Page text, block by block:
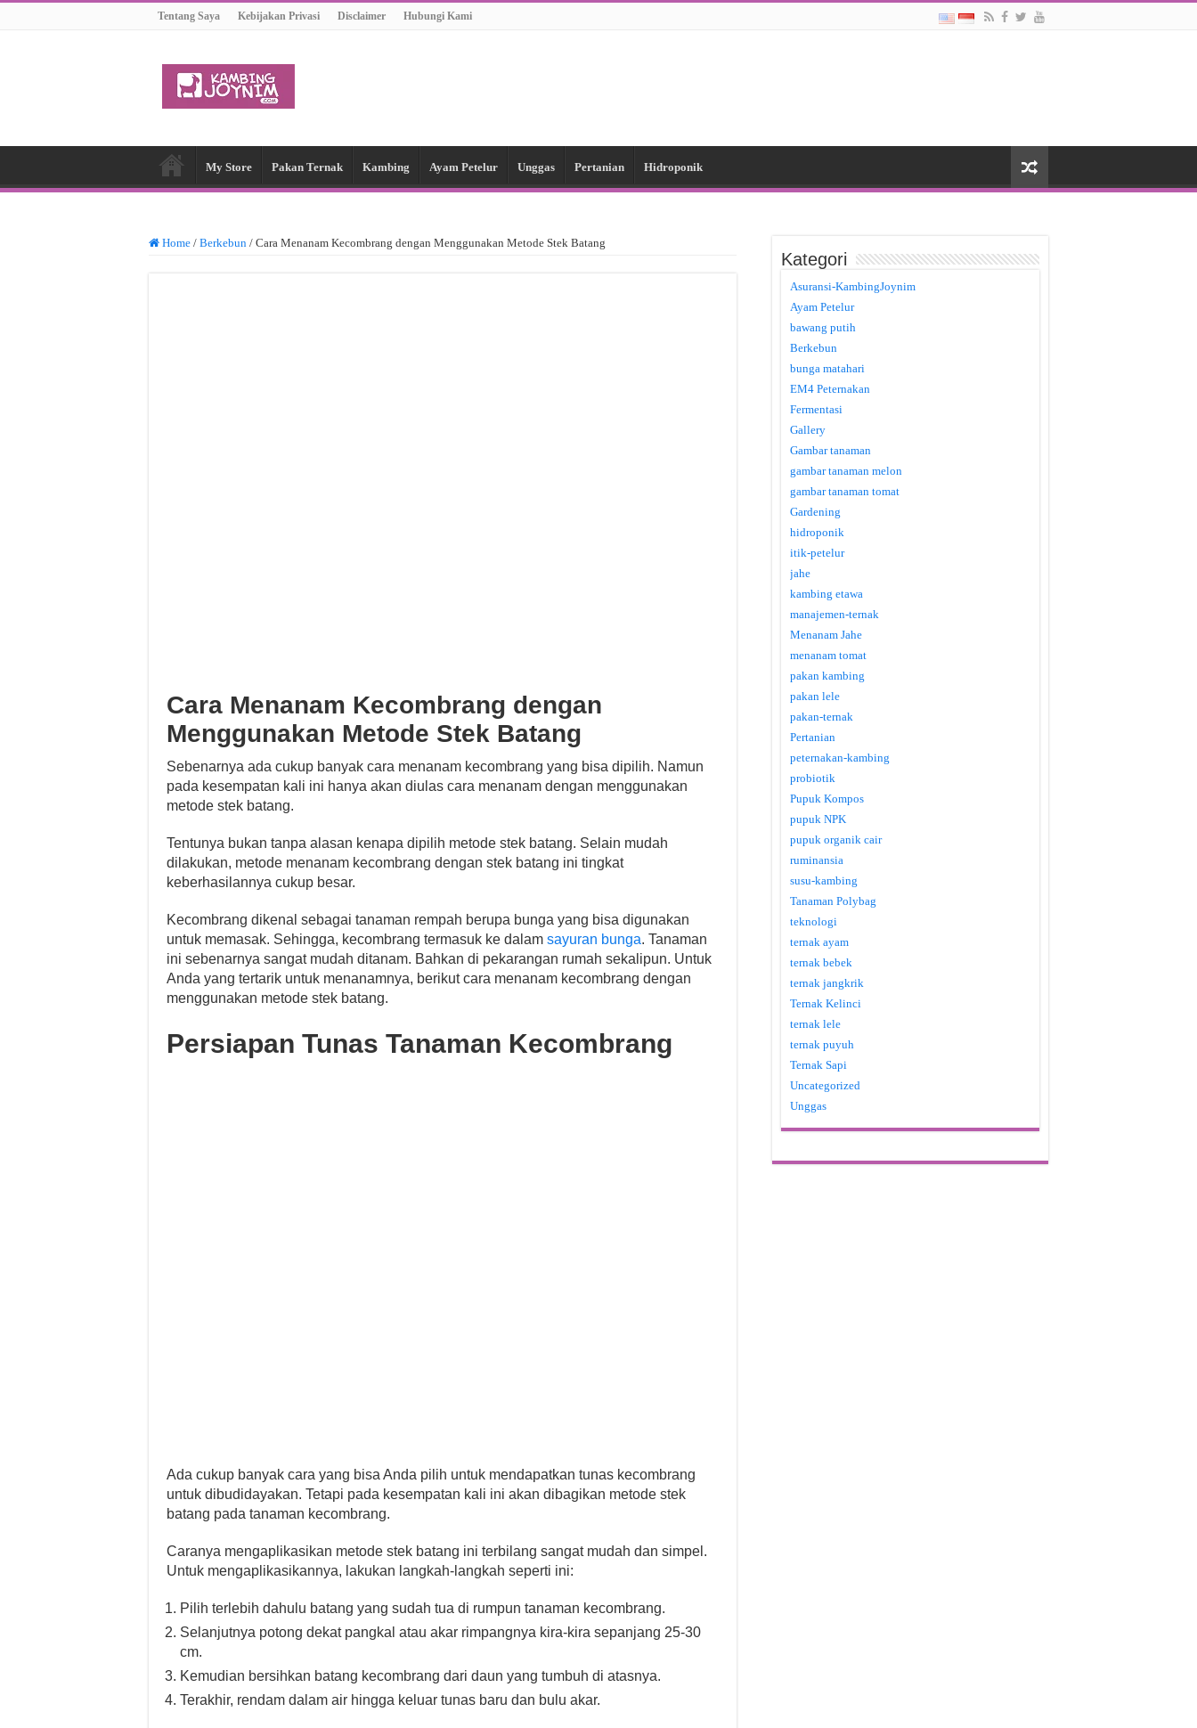
Tentang Saya Kebijakan Privasi Disclaimer Hubungi Kami
My Store Pakan Ternak Kambing Ayam Petelur Unggas Pertanian Hidroponik
Home / Berkebun / Cara Menanam Kecombrang dengan Menggunakan Metode Stek Batang
Cara Menanam Kecombrang dengan
Menggunakan Metode Stek Batang
Sebenarnya ada cukup banyak cara menanam kecombrang yang bisa dipilih. Namun
pada kesempatan kali ini hanya akan diulas cara menanam dengan menggunakan
metode stek batang.
Tentunya bukan tanpa alasan kenapa dipilih metode stek batang. Selain mudah
dilakukan, metode menanam kecombrang dengan stek batang ini tingkat
keberhasilannya cukup besar.
Kecombrang dikenal sebagai tanaman rempah berupa bunga yang bisa digunakan
untuk memasak. Sehingga, kecombrang termasuk ke dalam sayuran bunga. Tanaman
ini sebenarnya sangat mudah ditanam. Bahkan di pekarangan rumah sekalipun. Untuk
Anda yang tertarik untuk menanamnya, berikut cara menanam kecombrang dengan
menggunakan metode stek batang.
Persiapan Tunas Tanaman Kecombrang
Ada cukup banyak cara yang bisa Anda pilih untuk mendapatkan tunas kecombrang
untuk dibudidayakan. Tetapi pada kesempatan kali ini akan dibagikan metode stek
batang pada tanaman kecombrang.
Caranya mengaplikasikan metode stek batang ini terbilang sangat mudah dan simpel.
Untuk mengaplikasikannya, lakukan langkah-langkah seperti ini:
Pilih terlebih dahulu batang yang sudah tua di rumpun tanaman kecombrang.
Selanjutnya potong dekat pangkal atau akar rimpangnya kira-kira sepanjang 25-30
cm.
Kemudian bersihkan batang kecombrang dari daun yang tumbuh di atasnya.
Terakhir, rendam dalam air hingga keluar tunas baru dan bulu akar.
Kategori
Asuransi-KambingJoynim
Ayam Petelur
bawang putih
Berkebun
bunga matahari
EM4 Peternakan
Fermentasi
Gallery
Gambar tanaman
gambar tanaman melon
gambar tanaman tomat
Gardening
hidroponik
itik-petelur
jahe
kambing etawa
manajemen-ternak
Menanam Jahe
menanam tomat
pakan kambing
pakan lele
pakan-ternak
Pertanian
peternakan-kambing
probiotik
Pupuk Kompos
pupuk NPK
pupuk organik cair
ruminansia
susu-kambing
Tanaman Polybag
teknologi
ternak ayam
ternak bebek
ternak jangkrik
Ternak Kelinci
ternak lele
ternak puyuh
Ternak Sapi
Uncategorized
Unggas